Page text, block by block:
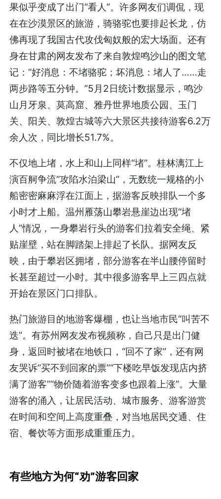
果似乎变成了出门“看人”。许多网友们调侃，现
在在沙漠景区的旅游，骑骆驼也要排起长龙，仿
佛再现了我国古代攻伐匈奴般的宏大场面。还有
身在甘肃的网友发布了来自敦煌鸣沙山的图文笔
记：“好消息：不堵骆驼；坏消息：堵人了……走
两步路等五分钟。”5月2日统计数据显示，鸣沙
山月牙泉、莫高窟、雅丹世界地质公园、玉门
关、阳关、敦煌古城等六大景区共接待游客6.2万
余人次，同比增长51.7%。
不仅地上堵，水上和山上同样“堵”。桂林漓江上
演百舸争流“攻陷水泊梁山”，无数统一规格的小
船密密麻麻浮在江面上，据游客反映排队一个多
小时才上船。温州雁荡山攀岩悬崖边出现“堵
人”情况，一身攀岩行头的游客们拉着安全绳、紧
贴崖壁，站在脚踏架上排起了长队。据网友反
映，由于攀岩区拥堵，部分游客在半山腰停留时
长甚至超过一小时。其中很多游客早上三四点就
开始在景区门口排队。
热门旅游目的地游客爆棚，也让当地市民“叫苦不
迭”。有苏州网友发布视频称，自己只是出门健
身，返回时被堵在地铁口，“回不了家”，还有网
友哭诉“买不到回家的票”“下楼吃早饭发现店内挤
满了游客”“物价随着游客变多也跟着上涨”。大量
游客的涌入，让居民活动、城市服务、游客游赏
在时间和空间上高度重叠，对当地居民交通、住
宿、餐饮等方面形成重重压力。
有些地方为何“劝”游客回家